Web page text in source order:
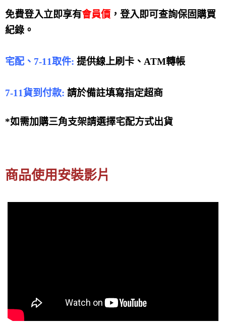
免費登入立即享有會員價 ，登入即可查詢保固購買
紀錄。
宅配、7-11取件: 提供線上刷卡、ATM轉帳
7-11貨到付款: 請於備註填寫指定超商
*如需加購三角支架請選擇宅配方式出貨
商品使用安裝影片